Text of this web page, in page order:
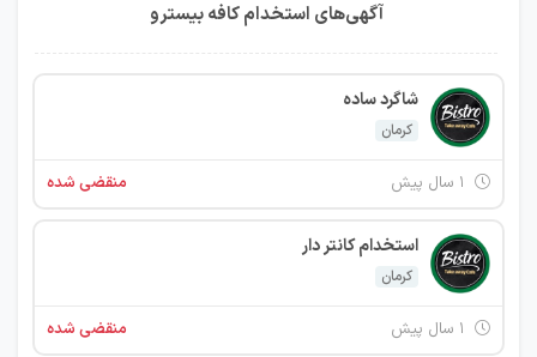
آگهی‌های استخدام کافه بیسترو
شاگرد ساده
کرمان
منقضی شده
استخدام کانتر دار
کرمان
منقضی شده